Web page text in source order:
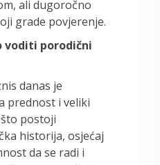
ali dugoročno
grade povjerenje.
voditi porodični
danas je
prednost i veliki
postoji
historija, osjećaj
da se radi i